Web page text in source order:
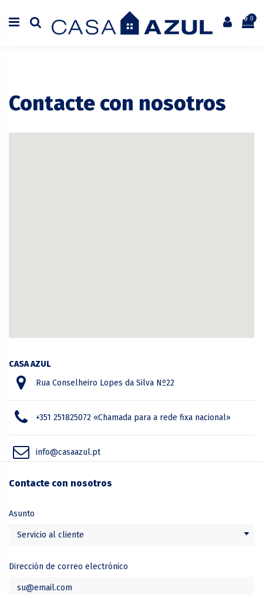
0
Contacte con nosotros
CASA AZUL
Rua Conselheiro Lopes da Silva Nº22
+351 251825072 «Chamada para a rede fixa nacional»
info@casaazul.pt
Contacte con nosotros
Asunto
Dirección de correo electrónico